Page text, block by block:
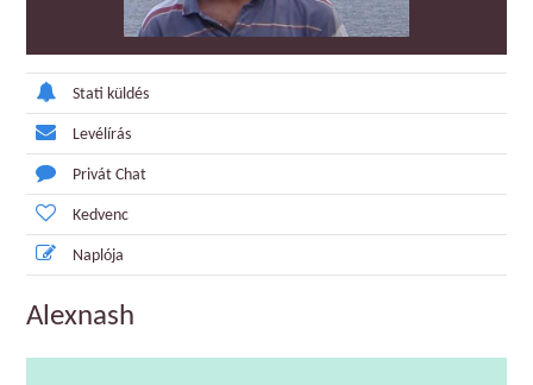
Stati küldés
Levélírás
Privát Chat
Kedvenc
Naplója
Alexnash